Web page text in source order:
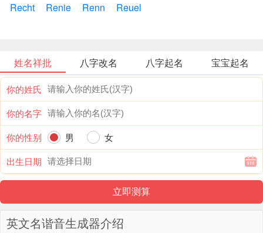
Recht
Renie Renn Reuel
姓名祥批 八字改名 八字起名 宝宝起名
你的姓氏
你的名字
你的性别
男
女
出生日期
英文名谐音生成器介绍